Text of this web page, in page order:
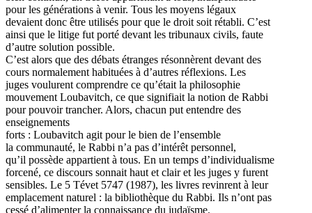
pour les générations à venir. Tous les moyens légaux
devaient donc être utilisés pour que le droit soit rétabli. C’est
ainsi que le litige fut porté devant les tribunaux civils, faute
d’autre solution possible.
C’est alors que des débats étranges résonnèrent devant des
cours normalement habituées à d’autres réflexions. Les
juges voulurent comprendre ce qu’était la philosophie
mouvement Loubavitch, ce que signifiait la notion de Rabbi
pour pouvoir trancher. Alors, chacun put entendre des
enseignements
forts : Loubavitch agit pour le bien de l’ensemble
la communauté, le Rabbi n’a pas d’intérêt personnel,
qu’il possède appartient à tous. En un temps d’individualisme
forcené, ce discours sonnait haut et clair et les juges y furent
sensibles. Le 5 Tévet 5747 (1987), les livres revinrent à leur
emplacement naturel : la bibliothèque du Rabbi. Ils n’ont pas
cessé d’alimenter la connaissance du judaïsme.